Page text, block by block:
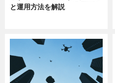
と運用方法を解説